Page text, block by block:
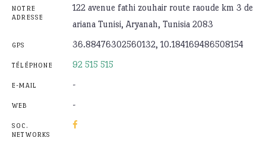
NOTRE
ADRESSE
122 avenue fathi zouhair route raoude km 3 de
ariana Tunisi, Aryanah, Tunisia 2083
GPS 36.88476302560132, 10.184169486508154
TÉLÉPHONE 92 515 515
E-MAIL -
WEB -
SOC.
NETWORKS